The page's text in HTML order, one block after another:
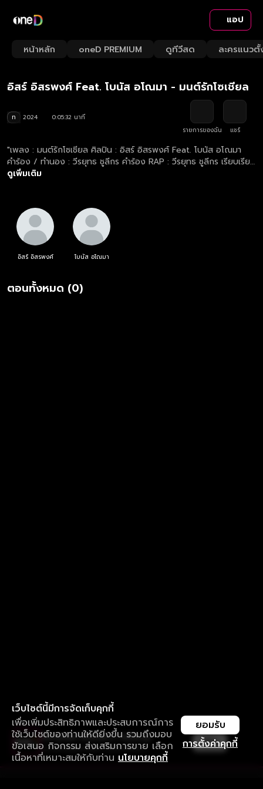
แอป
หน้าหลัก oneD PREMIUM ดูทีวีสด ละครแนวตั้
Loaded:
17.88%
Rate
อิสร์ อิสรพงศ์ Feat. โบนัส อโณมา - มนต์รักโซเชียล
ท 2024
0:05:32 นาที
รายการของฉัน
แชร์
"เพลง : มนต์รักโซเชียล ศิลปิน : อิสร์ อิสรพงศ์ Feat. โบนัส อโณมา
คำร้อง / ทำนอง : วีรยุทธ ชูลีกร คำร้อง RAP : วีรยุทธ ชูลีกร เรียบเรียง
: จิระวัฒน์ ปานพุ่ม"
ดูเพิ่มเติม
อิสร์ อิสรพงศ์ โบนัส อโณมา
ตอนทั้งหมด (0)
เว็บไซต์นี้มีการจัดเก็บคุกกี้
เพื่อเพิ่มประสิทธิภาพและประสบการณ์การ
ใช้เว็บไซต์ของท่านให้ดียิ่งขึ้น รวมถึงมอบ
ข้อเสนอ กิจกรรม ส่งเสริมการขาย เลือก
เนื้อหาที่เหมาะสมให้กับท่าน นโยบายคุกกี้
การตั้งค่าคุกกี้
ยอมรับ
ใช้งานแอป ลื่นไหลกว่า ไม่มีสะดุด
ดาวน์โหลดแอปเพื่อการรับชมที่ดีกว่า เปิด